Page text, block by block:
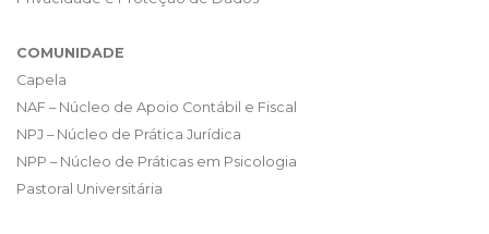
COMUNIDADE
Capela
NAF – Núcleo de Apoio Contábil e Fiscal
NPJ – Núcleo de Prática Jurídica
NPP – Núcleo de Práticas em Psicologia
Pastoral Universitária